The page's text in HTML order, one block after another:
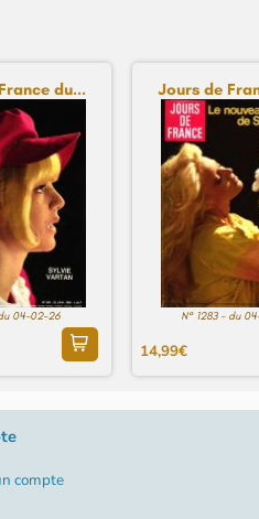
du...
04-02-26
Jours de
N° 1283 - du
14,99€
compte